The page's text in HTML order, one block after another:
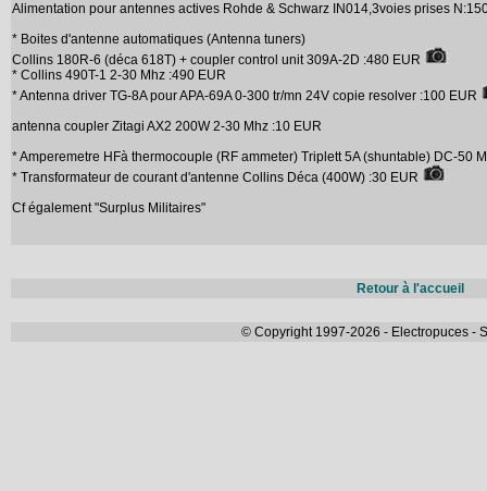
Alimentation pour antennes actives Rohde & Schwarz IN014,3voies prises
* Boites d'antenne automatiques (Antenna tuners)
Collins 180R-6 (déca 618T) + coupler control unit 309A-2D :480 EUR
* Collins 490T-1 2-30 Mhz :490 EUR
* Antenna driver TG-8A pour APA-69A 0-300 tr/mn 24V copie resolver :100 EUR
antenna coupler Zitagi AX2 200W 2-30 Mhz :10 EUR
* Amperemetre HFà thermocouple (RF ammeter) Triplett 5A (shuntable) DC-50
* Transformateur de courant d'antenne Collins Déca (400W) :30 EUR
Cf également "Surplus Militaires"
Retour à l'accueil
© Copyright 1997-2026 - Electropuces -